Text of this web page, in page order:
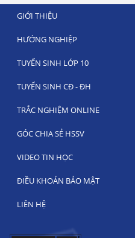
GIỚI THIỆU
HƯỚNG NGHIỆP
TUYỂN SINH LỚP 10
TUYỂN SINH CĐ - ĐH
TRẮC NGHIỆM ONLINE
GÓC CHIA SẺ HSSV
VIDEO TIN HỌC
ĐIỀU KHOẢN BẢO MẬT
LIÊN HỆ